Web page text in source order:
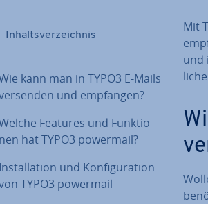
In­halts­ver­zeich­nis
kann man in TYPO3 E-Mails
und empfangen?
Features und Funk­tio­
nen hat TYPO3 powermail?
In­stal­la­ti­on und Kon­fi­gu­ra­ti­on
TYPO3 powermail
Mit
und